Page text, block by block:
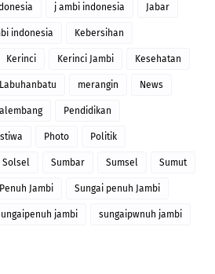
j ambi indonesia Jabar
indonesia Kebersihan
Kerinci Kerinci Jambi Kesehatan
Labuhanbatu merangin News
Pendidikan
Photo Politik
Solsel Sumbar Sumsel Sumut
Jambi Sungai penuh Jambi
jambi sungaipwnuh jambi